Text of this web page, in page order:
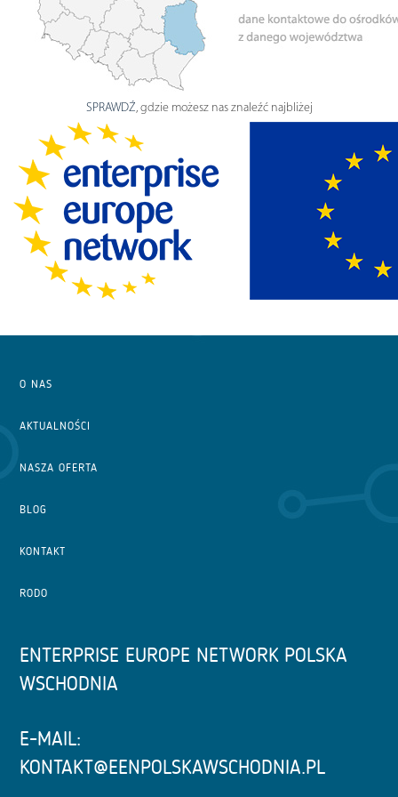
SPRAWDŹ, gdzie możesz nas znaleźć najbliżej
O NAS
AKTUALNOŚCI
NASZA OFERTA
BLOG
KONTAKT
RODO
ENTERPRISE EUROPE NETWORK POLSKA
WSCHODNIA
E-MAIL:
KONTAKT@EENPOLSKAWSCHODNIA.PL